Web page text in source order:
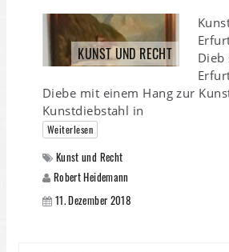
KUNST UND RECHT
Dieb
Diebe mit einem Hang zur
Kunstdiebstahl in
Weiterlesen
Kunst und Recht
Robert Heidemann
11. Dezember 2018